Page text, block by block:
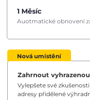
1 Měsíc
Auotmatické obnovení
Nová umístění
Zahrnout
Vylepšete své
adresy přidělené